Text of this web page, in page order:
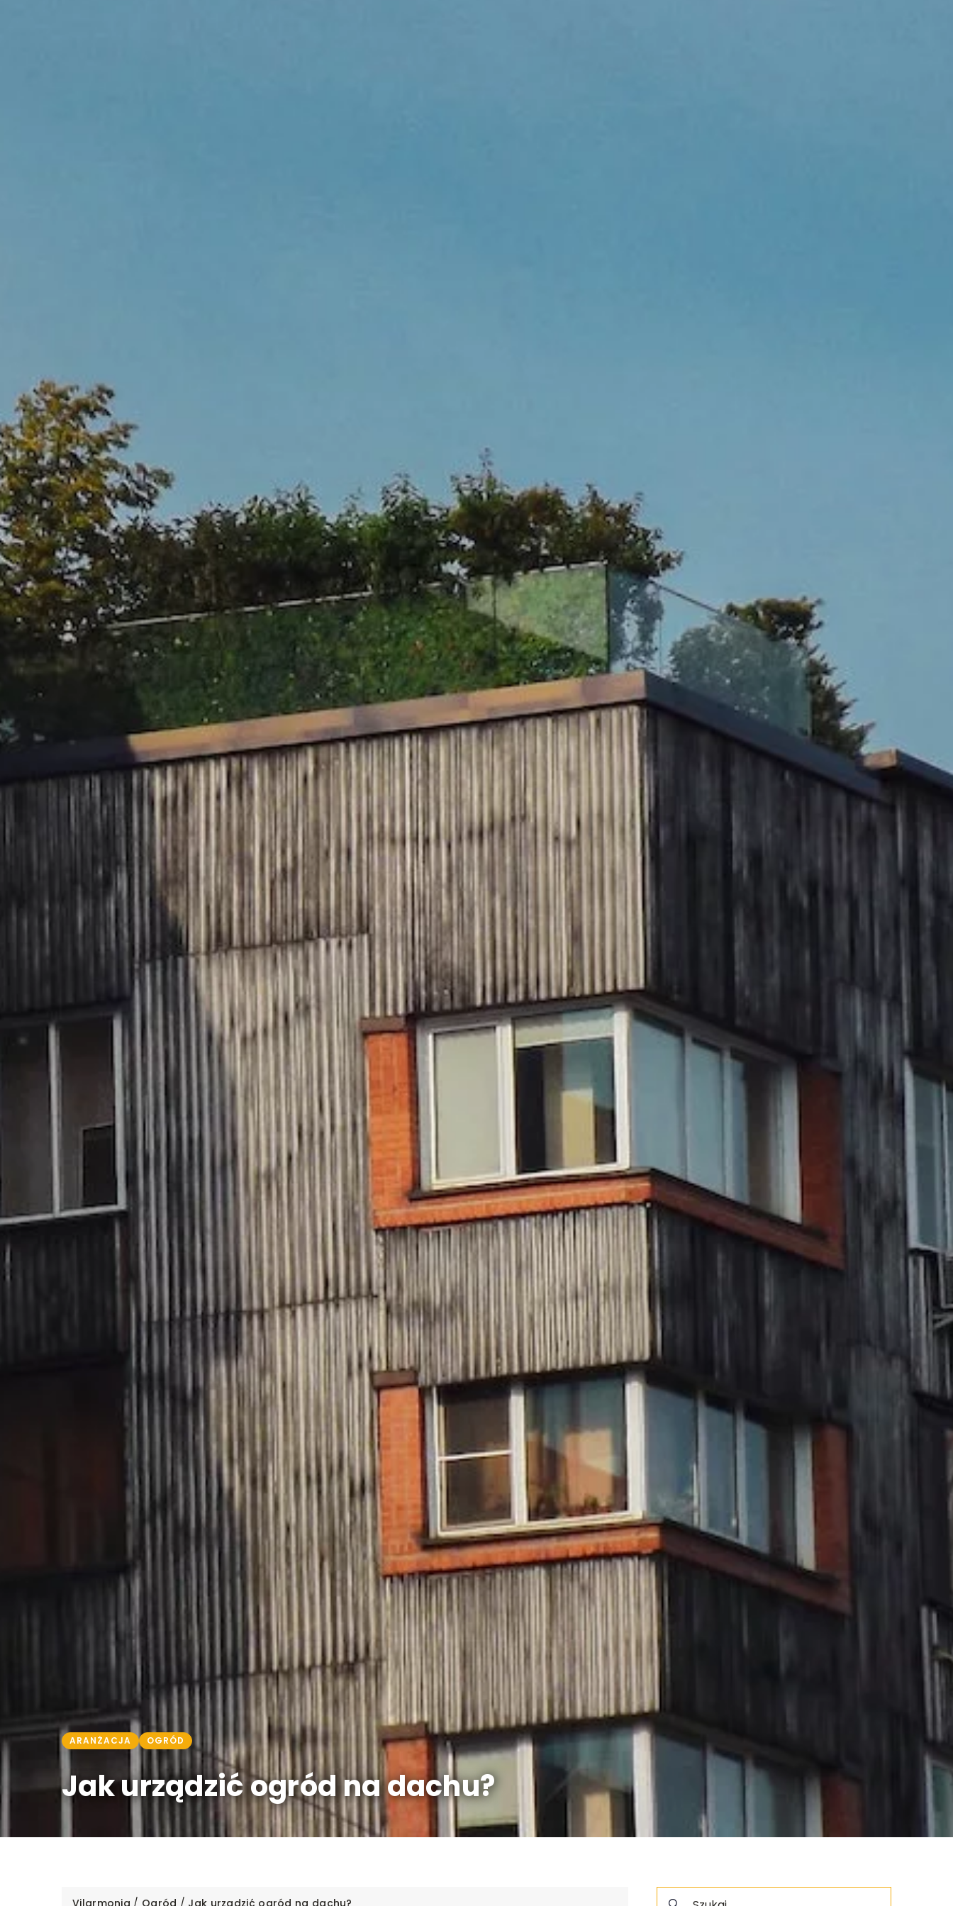
ARANŻACJA OGRÓD
Jak urządzić ogród na dachu?
Vilarmonia / Ogród / Jak urządzić ogród na dachu?